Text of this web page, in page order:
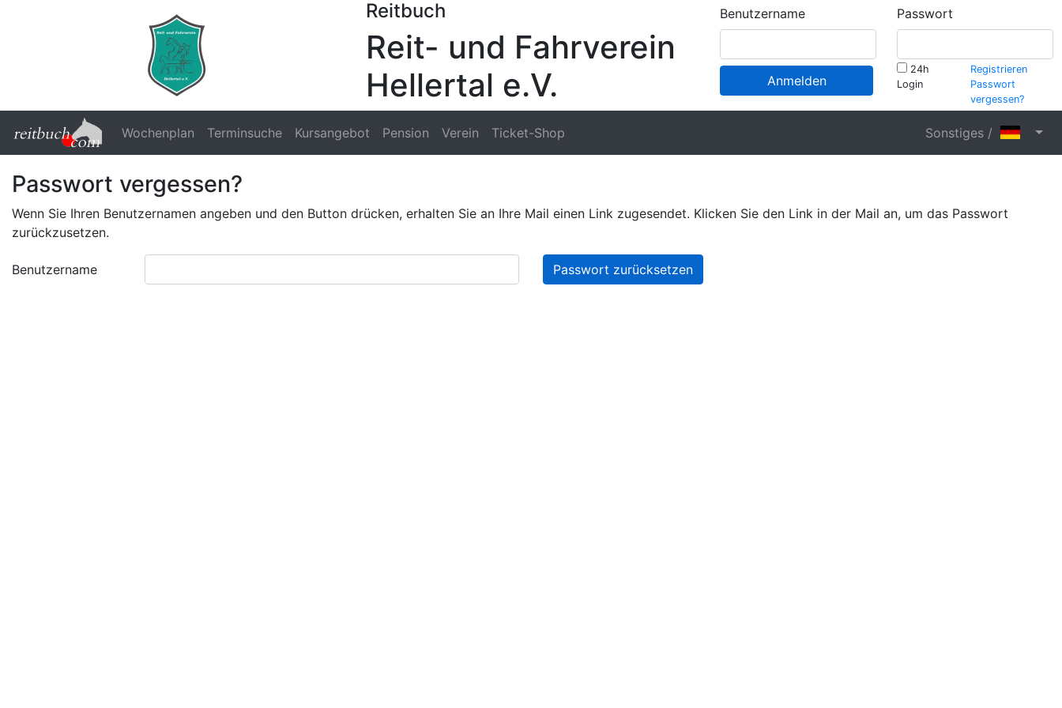
Reitbuch
Reit- und Fahrverein
Hellertal e.V.
Benutzername Passwort
Anmelden
24h
Login
Registrieren
Passwort
vergessen?
Wochenplan Terminsuche Kursangebot Pension Verein Ticket-Shop Sonstiges /
Passwort vergessen?
Wenn Sie Ihren Benutzernamen angeben und den Button drücken, erhalten Sie an Ihre Mail einen Link zugesendet. Klicken Sie den Link in der Mail an, um das Passwort
zurückzusetzen.
Benutzername Passwort zurücksetzen